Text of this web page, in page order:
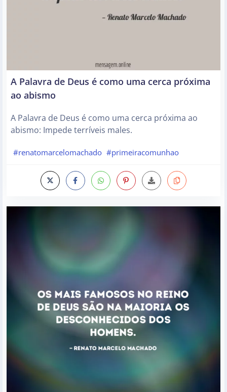
A Palavra de Deus é como uma cerca próxima
ao abismo
A Palavra de Deus é como uma cerca próxima ao
abismo: Impede terríveis males.
#renatomarcelomachado #primeiracomunhao